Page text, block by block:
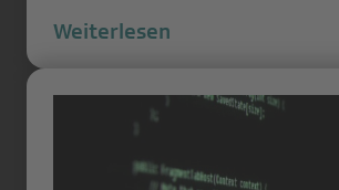
Weiterlesen